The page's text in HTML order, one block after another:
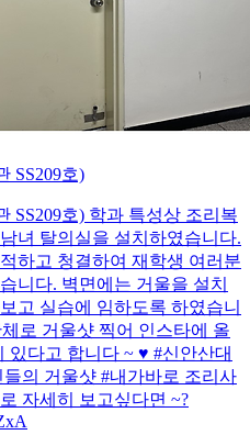
SS209호)
SS209호) 학과 특성상 조리복
녀 탈의실을 설치하였습니다.
하고 청결하여 재학생 여러분
니다. 벽면에는 거울을 설치
고 실습에 임하도록 하였습니
로 거울샷 찍어 인스타에 올
있다고 합니다 ~ ♥ #신안산대
의 거울샷 #내가바로 조리사
자세히 보고싶다면 ~?